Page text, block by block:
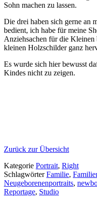
Sohn machen zu lassen.
Die drei haben sich gerne an
bedient, ich habe für meine
Anziehsachen für die Kleinen
kleinen Holzschilder ganz
Es wurde sich hier bewusst
Kindes nicht zu zeigen.
Zurück zur Übersicht
Kategorie Portrait, Right
SchlagwörterFamilie,
Neugeborenenportraits,
Reportage, Studio